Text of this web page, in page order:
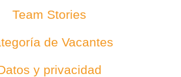
Team Stories
de Vacantes
y privacidad